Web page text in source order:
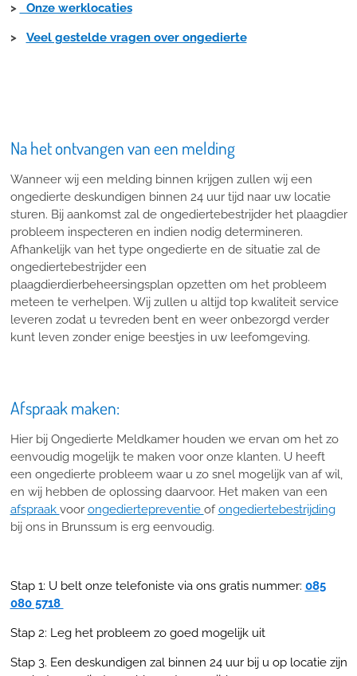
> Onze werklocaties
> Veel gestelde vragen over ongedierte
Na het ontvangen van een melding
Wanneer wij een melding binnen krijgen zullen wij een
ongedierte deskundigen binnen 24 uur tijd naar uw locatie
sturen. Bij aankomst zal de ongediertebestrijder het plaagdier
probleem inspecteren en indien nodig determineren.
Afhankelijk van het type ongedierte en de situatie zal de
ongediertebestrijder een
plaagdierdierbeheersingsplan opzetten om het probleem
meteen te verhelpen. Wij zullen u altijd top kwaliteit service
leveren zodat u tevreden bent en weer onbezorgd verder
kunt leven zonder enige beestjes in uw leefomgeving.
Afspraak maken:
Hier bij Ongedierte Meldkamer houden we ervan om het zo
eenvoudig mogelijk te maken voor onze klanten. U heeft
een ongedierte probleem waar u zo snel mogelijk van af wil,
en wij hebben de oplossing daarvoor. Het maken van een
afspraak voor ongediertepreventie ofongediertebestrijding
bij ons in Brunssum is erg eenvoudig.
Stap 1: U belt onze telefoniste via ons gratis nummer: 085
080 5718
Stap 2: Leg het probleem zo goed mogelijk uit
Stap 3. Een deskundigen zal binnen 24 uur bij u op locatie zijn